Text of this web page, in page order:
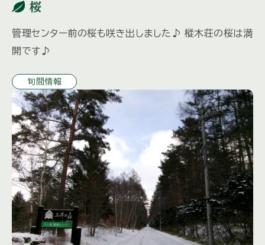
桜
管理センター前の桜も咲き出しました♪ 樅木荘の桜は満
開です♪
旬間情報